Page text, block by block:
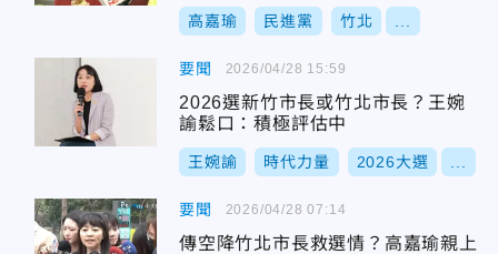
高嘉瑜 民進黨 竹北
要聞
2026選新竹市長或竹北市長？王婉
諭鬆口：積極評估中
王婉諭 時代力量 2026大選
2026/04/28 15:59
要聞
傳空降竹北市長救選情？高嘉瑜親上
2026/04/28 07:14